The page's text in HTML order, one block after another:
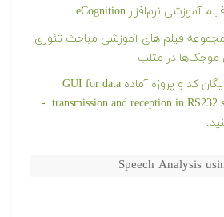
فیلم آموزشی نرم‌افزار eCognition
مجموعه فیلم های آموزشی مباحث تئوری
موجک‌ها در متلب
دانلود رایگان کد و پروژه آماده GUI for data
transmission and reception in RS232 standard. -
Speech Analysis